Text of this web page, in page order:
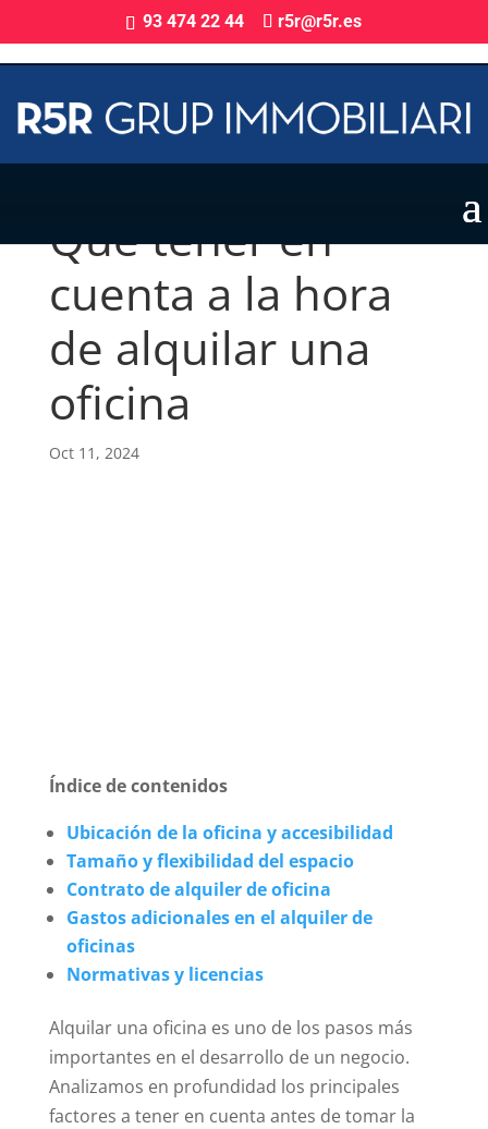
93 474 22 44 r5r@r5r.es
Qué tener en
cuenta a la hora
de alquilar una
oficina
Oct 11, 2024
Índice de contenidos
Ubicación de la oficina y accesibilidad
Tamaño y flexibilidad del espacio
Contrato de alquiler de oficina
Gastos adicionales en el alquiler de
oficinas
Normativas y licencias
Alquilar una oficina es uno de los pasos más
importantes en el desarrollo de un negocio.
Analizamos en profundidad los principales
factores a tener en cuenta antes de tomar la